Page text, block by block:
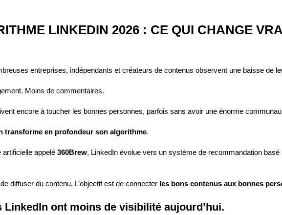
LINKEDIN 2026 : CE QUI CHANGE
entreprises, indépendants et créateurs de contenus observent une baisse de
Moins de commentaires.
encore à toucher les bonnes personnes, parfois sans avoir une énorme
transforme en profondeur son algorithme.
artificielle appelé 360Brew, LinkedIn évolue vers un système de recommandation
diffuser du contenu. L’objectif est de connecter les bons contenus aux bonnes
ont moins de visibilité aujourd’hui.